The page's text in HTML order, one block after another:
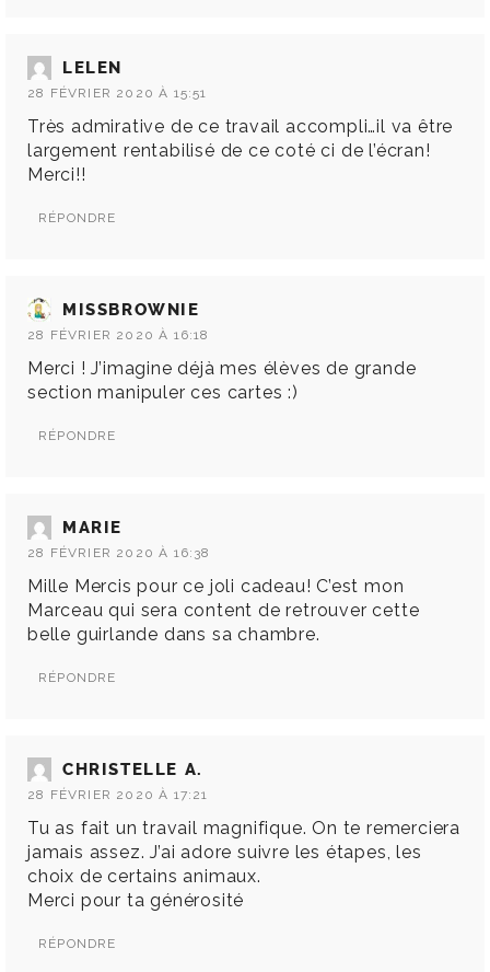
LELEN
28 FÉVRIER 2020 À 15:51
Très admirative de ce travail accompli…il va être
largement rentabilisé de ce coté ci de l’écran!
Merci!!
RÉPONDRE
MISSBROWNIE
28 FÉVRIER 2020 À 16:18
Merci ! J’imagine déjà mes élèves de grande
section manipuler ces cartes :)
RÉPONDRE
MARIE
28 FÉVRIER 2020 À 16:38
Mille Mercis pour ce joli cadeau! C’est mon
Marceau qui sera content de retrouver cette
belle guirlande dans sa chambre.
RÉPONDRE
CHRISTELLE A.
28 FÉVRIER 2020 À 17:21
Tu as fait un travail magnifique. On te remerciera
jamais assez. J’ai adore suivre les étapes, les
choix de certains animaux.
Merci pour ta générosité
RÉPONDRE